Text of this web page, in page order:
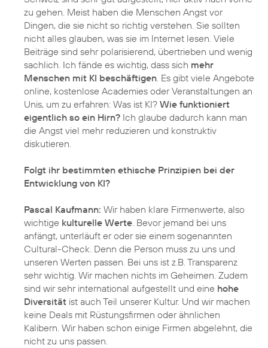
zu gehen. Meist haben die Menschen Angst vor
Dingen, die sie nicht so richtig verstehen. Sie sollten
nicht alles glauben, was sie im Internet lesen. Viele
Beiträge sind sehr polarisierend, übertrieben und wenig
sachlich. Ich fände es wichtig, dass sich mehr
Menschen mit KI beschäftigen. Es gibt viele Angebote
online, kostenlose Academies oder Veranstaltungen an
Unis, um zu erfahren: Was ist KI? Wie funktioniert
eigentlich so ein Hirn? Ich glaube dadurch kann man
die Angst viel mehr reduzieren und konstruktiv
diskutieren.
Folgt ihr bestimmten ethische Prinzipien bei der
Entwicklung von KI?
Pascal Kaufmann: Wir haben klare Firmenwerte, also
wichtige kulturelle Werte. Bevor jemand bei uns
anfängt, unterläuft er oder sie einem sogenannten
Cultural-Check. Denn die Person muss zu uns und
unseren Werten passen. Bei uns ist z.B. Transparenz
sehr wichtig. Wir machen nichts im Geheimen. Zudem
sind wir sehr international aufgestellt und eine hohe
Diversität ist auch Teil unserer Kultur. Und wir machen
keine Deals mit Rüstungsfirmen oder ähnlichen
Kalibern. Wir haben schon einige Firmen abgelehnt, die
nicht zu uns passen.